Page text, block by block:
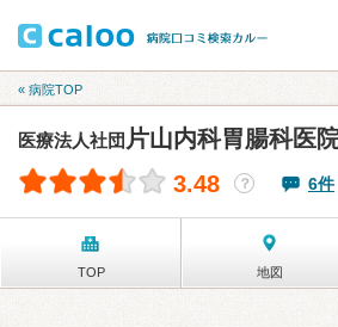
« 病院TOP
医療法人社団 片山内科胃腸科医
3.48 ？ 6件
TOP 地図